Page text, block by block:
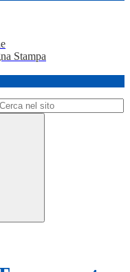
Stampa